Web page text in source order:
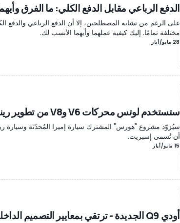
الدفع الرباعي مقابل الدفع الكلي: ما الفرق
على الرغم من تشابه المصطلحين، إلا أن الدفع الرباعي
مختلفة تمامًا. إليك كيفية عملهما وأيهما الأنسب لك.
28 مايو/أيار
ستستخدم لوتس محركات V6 وV8 من تطوير رينو وجيلي
سيُزوّد مشروع "هورس" المشترك سيارة إميرا المُحدّثة وسيارة
أن تُسمى إسبريت.
15 مايو/أيار
أودي Q9 الجديدة - ترتقي بمعايير التصميم الداخلي لسيارات أودي